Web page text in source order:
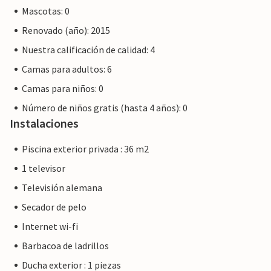
alojamiento con un propietario profesional.
Mascotas: 0
Renovado (año): 2015
Nuestra calificación de calidad: 4
Camas para adultos: 6
Camas para niños: 0
Número de niños gratis (hasta 4 años): 0
Instalaciones
Piscina exterior privada : 36 m2
1 televisor
Televisión alemana
Secador de pelo
Internet wi-fi
Barbacoa de ladrillos
Ducha exterior : 1 piezas